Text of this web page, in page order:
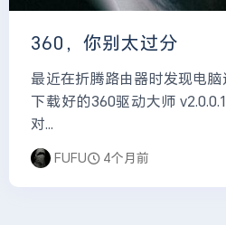
360，你别太过分
最近在折腾路由器时发现电
下载好的360驱动大师
对...
FUFU 4个月前